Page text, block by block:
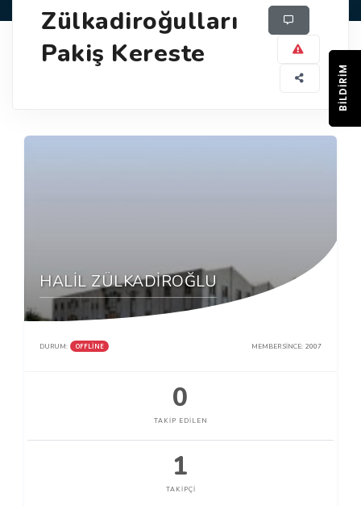
Zülkadiroğulları
Pakiş Kereste
HALİL ZÜLKADİROĞLU
DURUM: OFFLINE MEMBER SINCE: 2007
0
TAKIP EDILEN
1
TAKIPÇI
BILDIRIM